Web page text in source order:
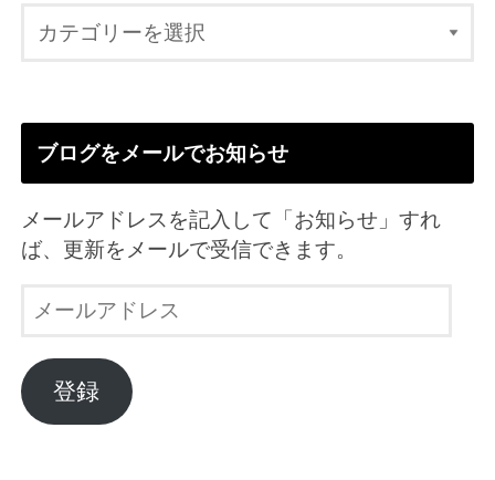
ブログをメールでお知らせ
メールアドレスを記入して「お知らせ」すれ
ば、更新をメールで受信できます。
ル
ア
ド
登録